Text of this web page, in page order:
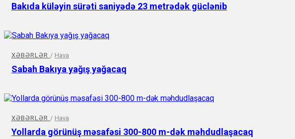
Bakıda küləyin sürəti saniyədə 23 metrədək güclənib
XƏBƏRLƏR / Hava
Sabah Bakıya yağış yağacaq
XƏBƏRLƏR / Hava
Yollarda görünüş məsafəsi 300-800 m-dək məhdudlaşacaq